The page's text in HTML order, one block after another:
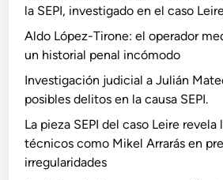
la SEPI, investigado en el caso
Aldo López-Tirone: el operador
un historial penal incómodo
Investigación judicial a Julián
posibles delitos en la causa SEPI.
La pieza SEPI del caso Leire
técnicos como Mikel Arrarás en
irregularidades